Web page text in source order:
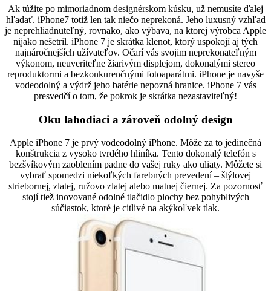
Ak túžite po mimoriadnom designérskom kúsku, už nemusíte ďalej
hľadať. iPhone7 totiž len tak niečo neprekoná. Jeho luxusný vzhľad
je neprehliadnuteľný, rovnako, ako výbava, na ktorej výrobca Apple
nijako nešetril. iPhone 7 je skrátka klenot, ktorý uspokojí aj tých
najnáročnejších užívateľov. Očarí vás svojim neprekonateľným
výkonom, neuveriteľne žiarivým displejom, dokonalými stereo
reproduktormi a bezkonkurenčnými fotoaparátmi. iPhone je navyše
vodeodolný a výdrž jeho batérie nepozná hranice. iPhone 7 vás
presvedčí o tom, že pokrok je skrátka nezastaviteľný!
Oku lahodiaci a zároveň odolný design
Apple iPhone 7 je prvý vodeodolný iPhone. Môže za to jedinečná
konštrukcia z vysoko tvrdého hliníka. Tento dokonalý telefón s
bezšvíkovým zaoblením padne do vašej ruky ako uliaty. Môžete si
vybrať spomedzi niekoľkých farebných prevedení – štýlovej
striebornej, zlatej, ružovo zlatej alebo matnej čiernej. Za pozornosť
stojí tiež inovované odolné tlačidlo plochy bez pohyblivých
súčiastok, ktoré je citlivé na akýkoľvek tlak.